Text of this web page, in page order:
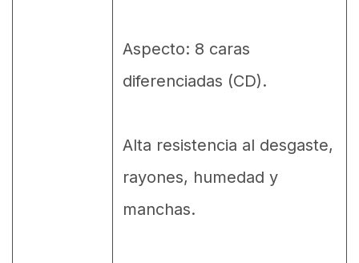
Aspecto: 8 caras
diferenciadas (CD).
Alta resistencia al desgaste,
rayones, humedad y
manchas.